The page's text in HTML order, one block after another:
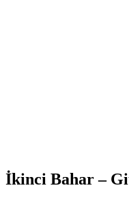
İkinci Bahar –